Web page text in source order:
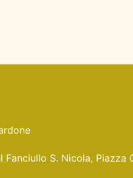
S. Nicola, Piazza